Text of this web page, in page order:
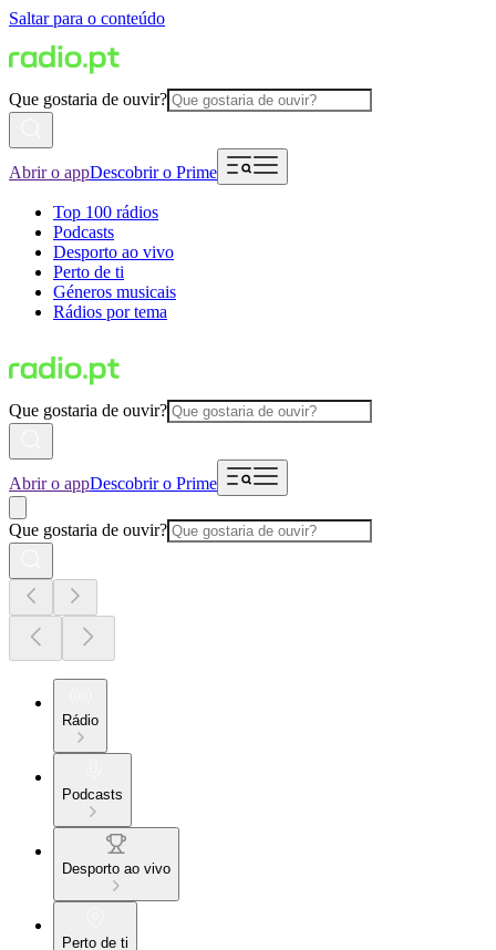
Saltar para o conteúdo
Que gostaria de ouvir?
Abrir o appDescobrir o Prime
Top 100 rádios
Podcasts
Desporto ao vivo
Perto de ti
Géneros musicais
Rádios por tema
Que gostaria de ouvir?
Abrir o appDescobrir o Prime
Que gostaria de ouvir?
Rádio
Podcasts
Desporto ao vivo
Perto de ti